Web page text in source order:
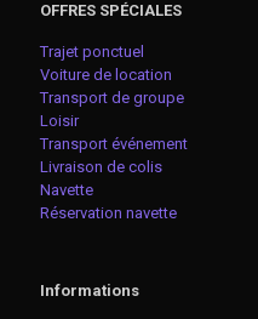
OFFRES SPÉCIALES
Trajet ponctuel
Voiture de location
Transport de groupe
Loisir
Transport événement
Livraison de colis
Navette
Réservation navette
Informations